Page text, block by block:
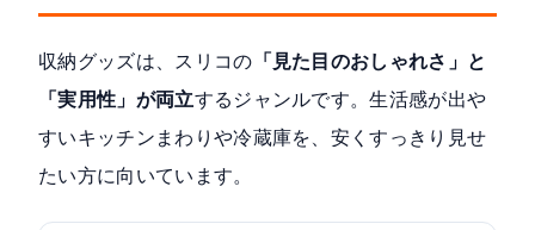
収納グッズは、スリコの 「見た目のおしゃれさ」と
「実用性」が両立するジャンルです。生活感が出や
すいキッチンまわりや冷蔵庫を、安くすっきり見せ
たい方に向いています。